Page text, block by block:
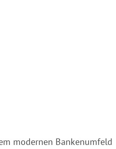
modernen Bankenumfeld